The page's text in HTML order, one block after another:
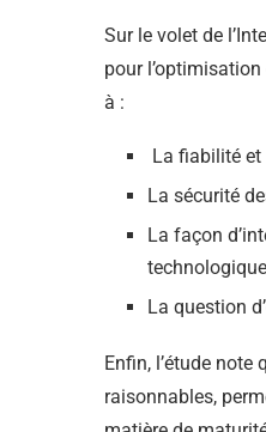
Sur le volet de
pour
à :
La fiabilité et
La sécurité
La façon
La question
Enfin, l’étude
raisonnables,